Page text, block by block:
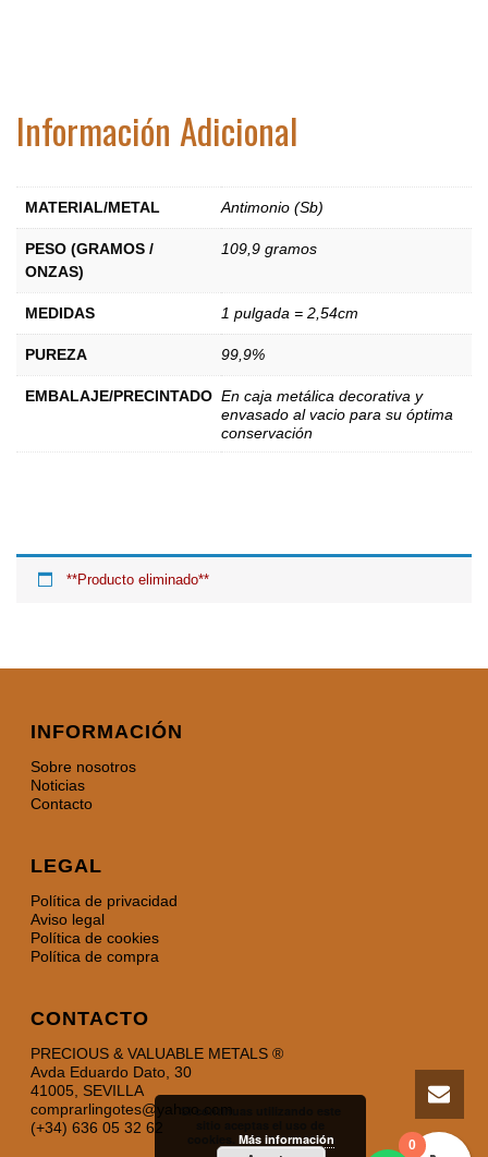
Información Adicional
MATERIAL/METAL Antimonio (Sb)
PESO (GRAMOS /
ONZAS)
109,9 gramos
MEDIDAS 1 pulgada = 2,54cm
PUREZA 99,9%
EMBALAJE/PRECINTADO En caja metálica decorativa y
envasado al vacio para su óptima
conservación
**Producto eliminado**
INFORMACIÓN
Sobre nosotros
Noticias
Contacto
LEGAL
Política de privacidad
Aviso legal
Política de cookies
Política de compra
CONTACTO
PRECIOUS & VALUABLE METALS ®
Avda Eduardo Dato, 30
41005, SEVILLA
comprarlingotes@yahoo.com
(+34) 636 05 32 62
0
Si continuas utilizando este
Más información